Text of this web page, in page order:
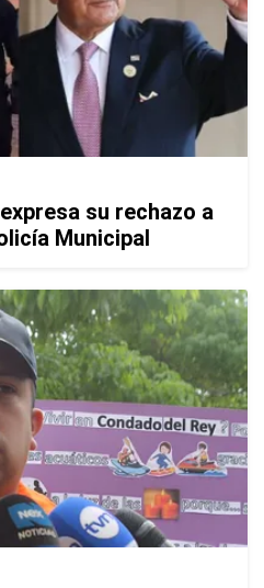
su rechazo a
Municipal